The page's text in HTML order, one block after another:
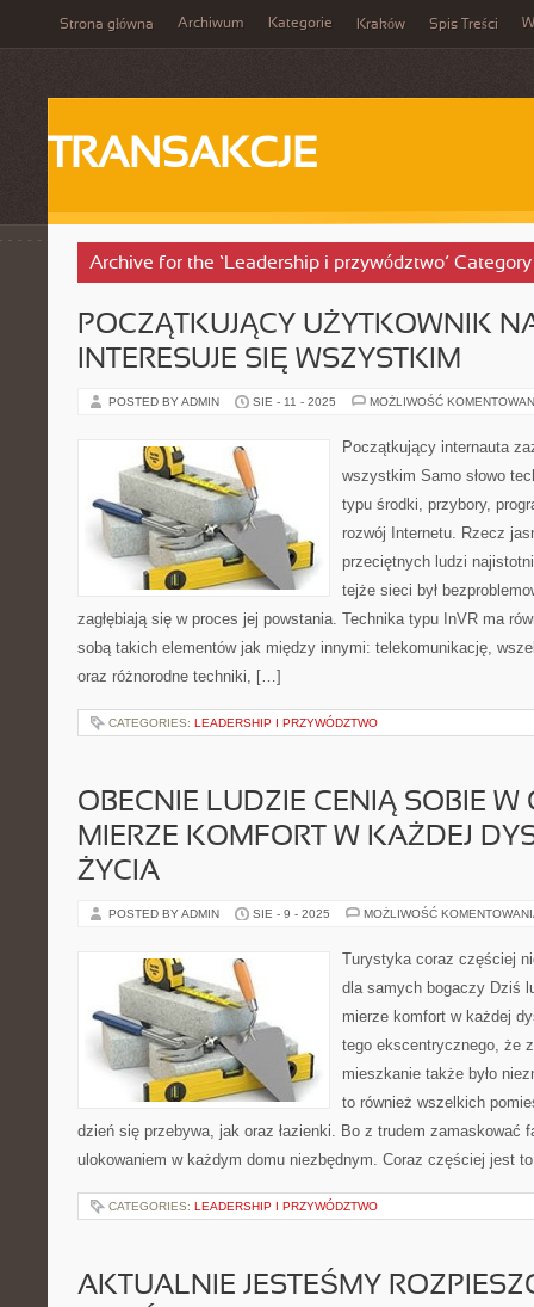
Strona główna Archiwum Kategorie Kraków Spis Treści
TRANSAKCJE
Archive for the ‘Leadership i przywództwo’ Category
POCZĄTKUJĄCY UŻYTKOWNIK
INTERESUJE SIĘ WSZYSTKIM
POSTED BY ADMIN SIE - 11 - 2025 MOŻLIWOŚĆ
Początkujący internauta
wszystkim Samo słowo
typu środki, przybory,
rozwój Internetu. Rzecz
przeciętnych ludzi
tejże sieci był
zagłębiają się w proces jej powstania. Technika typu InVR ma
sobą takich elementów jak między innymi: telekomunikację,
oraz różnorodne techniki, […]
CATEGORIES: LEADERSHIP I PRZYWÓDZTWO
OBECNIE LUDZIE CENIĄ SOBIE W
MIERZE KOMFORT W KAŻDEJ
ŻYCIA
POSTED BY ADMIN SIE - 9 - 2025 MOŻLIWOŚĆ
Turystyka coraz częściej
dla samych bogaczy Dziś
mierze komfort w każdej
tego ekscentrycznego, że
mieszkanie także było
to również wszelkich
dzień się przebywa, jak oraz łazienki. Bo z trudem zamaskować
ulokowaniem w każdym domu niezbędnym. Coraz częściej jest
CATEGORIES: LEADERSHIP I PRZYWÓDZTWO
AKTUALNIE JESTEŚMY